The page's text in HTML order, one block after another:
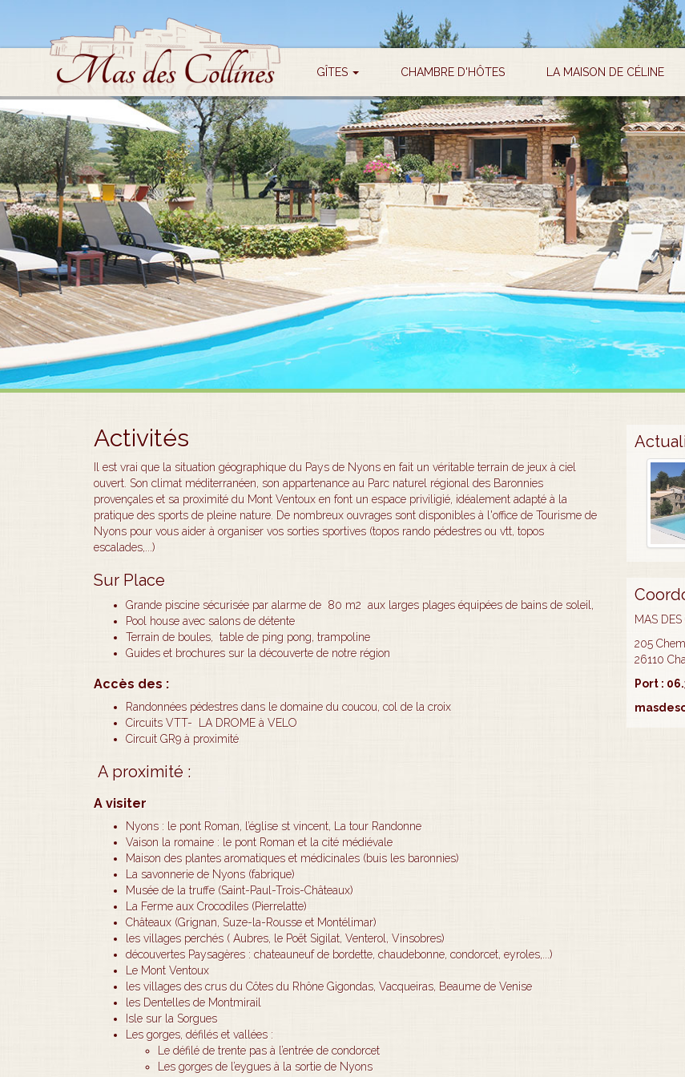
GÎTES CHAMBRE D'HÔTES LA MAISON DE CÉLINE
Activités
Il est vrai que la situation géographique du Pays de Nyons en fait un véritable terrain de jeux à ciel
ouvert. Son climat méditerranéen, son appartenance au Parc naturel régional des Baronnies
provençales et sa proximité du Mont Ventoux en font un espace priviligié, idéalement adapté à la
pratique des sports de pleine nature. De nombreux ouvrages sont disponibles à l'office de Tourisme de
Nyons pour vous aider à organiser vos sorties sportives (topos rando pédestres ou vtt, topos
escalades,...)
Sur Place
Grande piscine sécurisée par alarme de 80 m2 aux larges plages équipées de bains de soleil,
Pool house avec salons de détente
Terrain de boules, table de ping pong, trampoline
Guides et brochures sur la découverte de notre région
Accès des :
Randonnées pédestres dans le domaine du coucou, col de la croix
Circuits VTT- LA DROME à VELO
Circuit GR9 à proximité
A proximité :
A visiter
Nyons : le pont Roman, l’église st vincent, La tour Randonne
Vaison la romaine : le pont Roman et la cité médiévale
Maison des plantes aromatiques et médicinales (buis les baronnies)
La savonnerie de Nyons (fabrique)
Musée de la truffe (Saint-Paul-Trois-Châteaux)
La Ferme aux Crocodiles (Pierrelatte)
Châteaux (Grignan, Suze-la-Rousse et Montélimar)
les villages perchés ( Aubres, le Poët Sigilat, Venterol, Vinsobres)
découvertes Paysagères : chateauneuf de bordette, chaudebonne, condorcet, eyroles,...)
Le Mont Ventoux
les villages des crus du Côtes du Rhône Gigondas, Vacqueiras, Beaume de Venise
les Dentelles de Montmirail
Isle sur la Sorgues
Les gorges, défilés et vallées :
Le défilé de trente pas à l’entrée de condorcet
Les gorges de l’eygues à la sortie de Nyons
MAS
205
26110
Port :